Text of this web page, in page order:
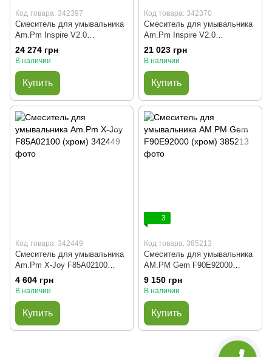
Код товара: 342397
Смеситель для умывальника
Am.Pm Inspire V2.0
F50A92400 электронный
(хром)
24 274 грн
В наличии
Купить
Код товара: 342370
Смеситель для умывальника
Am.Pm Inspire V2.0
F50A02400 электронный
21 023 грн
В наличии
Купить
Код товара: 342449
Смеситель для умывальника
Am.Pm X-Joy F85A02100
(хром)
4 604 грн
В наличии
Купить
3
Код товара: 385213
Смеситель для умывальника
AM.PM Gem F90E92000
(хром)
9 150 грн
В наличии
Купить